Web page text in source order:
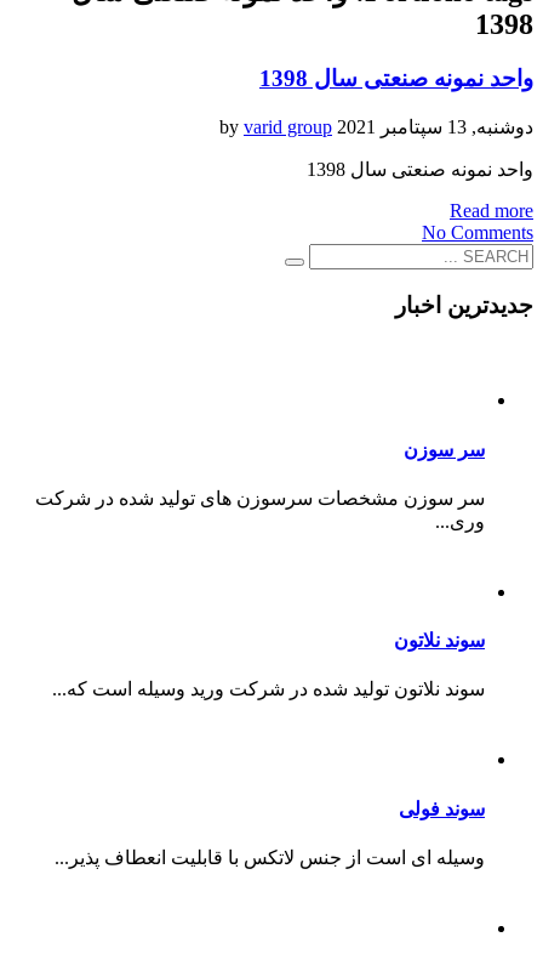
1398
واحد نمونه صنعتی سال 1398
دوشنبه, 13 سپتامبر 2021 by varid group
واحد نمونه صنعتی سال 1398
Read more
No Comments
جدیدترین اخبار
سر سوزن
سر سوزن مشخصات سرسوزن های تولید شده در شرکت
وری...
سوند نلاتون
سوند نلاتون تولید شده در شرکت ورید وسیله است که...
سوند فولی
وسیله ای است از جنس لاتکس با قابلیت انعطاف پذیر...